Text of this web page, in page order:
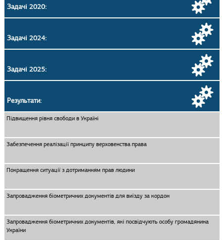
Задачі 2020:
Задачі 2024:
Задачі 2025:
Результати:
Підвищення рівня свободи в Україні
Забезпечення реалізації принципу верховенства права
Покращення ситуації з дотриманням прав людини
Запровадження біометричних документів для виїзду за кордон
Запровадження біометричних документів, які посвідчують особу громадянина
України